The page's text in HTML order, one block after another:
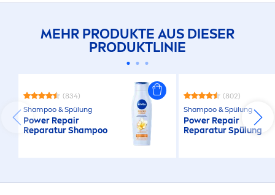
MEHR PRODUKTE AUS DIESER
PRODUKTLINIE
(834)
Shampoo & Spülung
Power Repair
Reparatur Shampoo
(802)
Shampoo & Spülung
Power Repair
Reparatur Spülung